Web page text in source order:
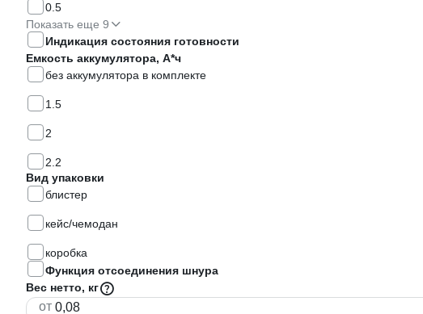
0.5
Показать еще 9
Индикация состояния готовности
Емкость аккумулятора, А*ч
без аккумулятора в комплекте
1.5
2
2.2
Вид упаковки
блистер
кейс/чемодан
коробка
Функция отсоединения шнура
Вес нетто, кг
от